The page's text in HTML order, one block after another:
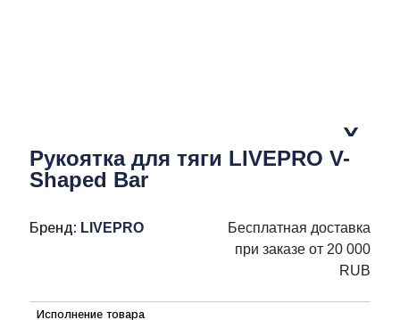
Рукоятка для тяги LIVEPRO V-
Shaped Bar
Бренд: LIVEPRO
Бесплатная доставка
при заказе от 20 000
RUB